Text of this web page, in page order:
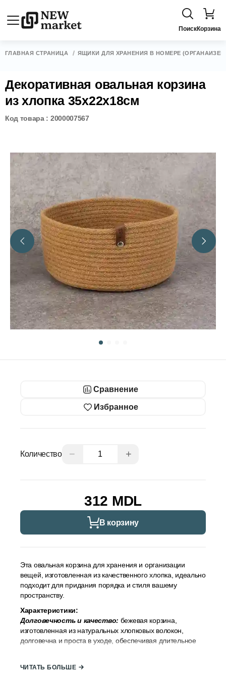
ПоискКорзина
ГЛАВНАЯ СТРАНИЦА ЯЩИКИ ДЛЯ ХРАНЕНИЯ В НОМЕРЕ
Декоративная овальная корзина
из хлопка 35х22х18см
Код товара : 2000007567
Сравнение
Избранное
Количество − +
312 MDL
В корзину
Эта овальная корзина для хранения и организации
вещей, изготовленная из качественного хлопка, идеально
подходит для придания порядка и стиля вашему
пространству.
Характеристики:
Долговечность и качество: бежевая корзина,
изготовленная из натуральных хлопковых волокон,
долговечна и проста в уходе, обеспечивая длительное
структура придают этой корзине классический вид,
ЧИТАТЬ БОЛЬШЕ